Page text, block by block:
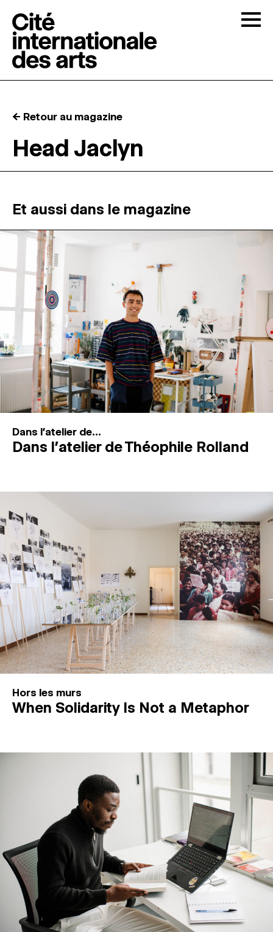
RÉSIDENCES ↓
ATELIERS OUVERTS
PROGRAMMATION
MAGAZINE
ESPACES DE PRATIQUE ARTISTIQUE ↓
Recherche
Connexion
← Retour au magazine
Head Jaclyn
Et aussi dans le magazine
Dans l'atelier de...
Dans l’atelier de Théophile Rolland
Hors les murs
When Solidarity Is Not a Metaphor